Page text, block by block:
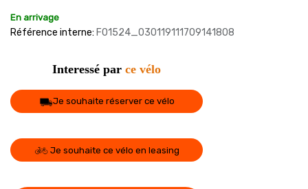
En arrivage
Référence interne: F01524_030119111709141808
Interessé par ce vélo
Je souhaite réserver ce vélo
Je souhaite ce vélo en leasing